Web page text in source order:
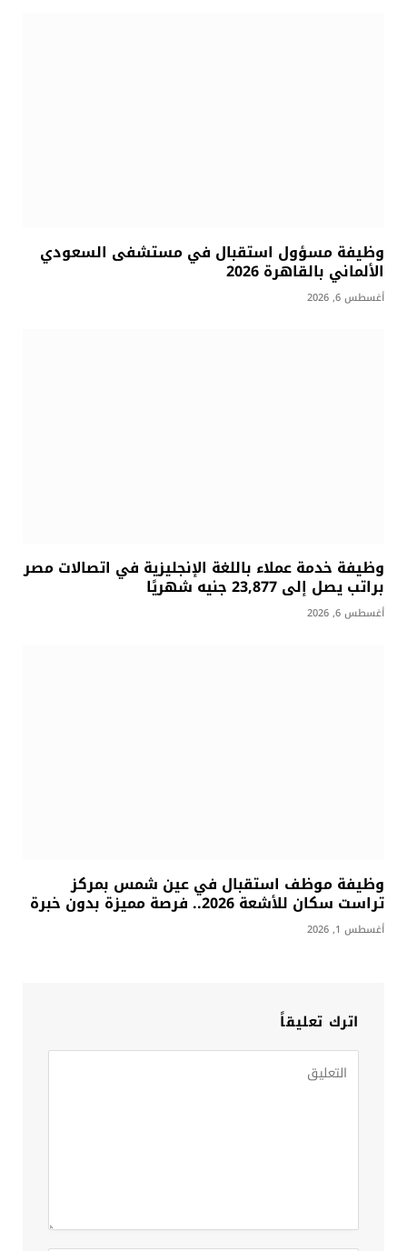
وظيفة مسؤول استقبال في مستشفى السعودي
الألماني بالقاهرة 2026
أغسطس 6, 2026
وظيفة خدمة عملاء باللغة الإنجليزية في اتصالات مصر
براتب يصل إلى 23,877 جنيه شهريًا
أغسطس 6, 2026
وظيفة موظف استقبال في عين شمس بمركز
تراست سكان للأشعة 2026.. فرصة مميزة بدون خبرة
أغسطس 1, 2026
اترك تعليقاً